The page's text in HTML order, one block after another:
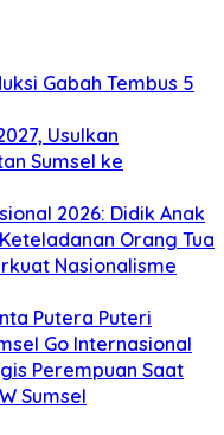
Gabah Tembus 5
Usulkan
Sumsel ke
2026: Didik Anak
Orang Tua
Nasionalisme
Putera Puteri
Go Internasional
Perempuan Saat
Sumsel